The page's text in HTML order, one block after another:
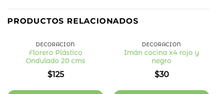
PRODUCTOS RELACIONADOS
Añadir
DECORACIÓN
Florero Plástico
Ondulado 20 cms
$125
DECORACIÓN
Imán cocina x4 rojo y
negro
$30